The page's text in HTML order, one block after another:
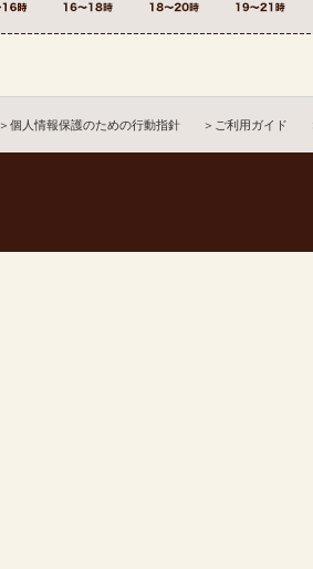
＞個人情報保護のための行動指針 ＞ご利用ガイド